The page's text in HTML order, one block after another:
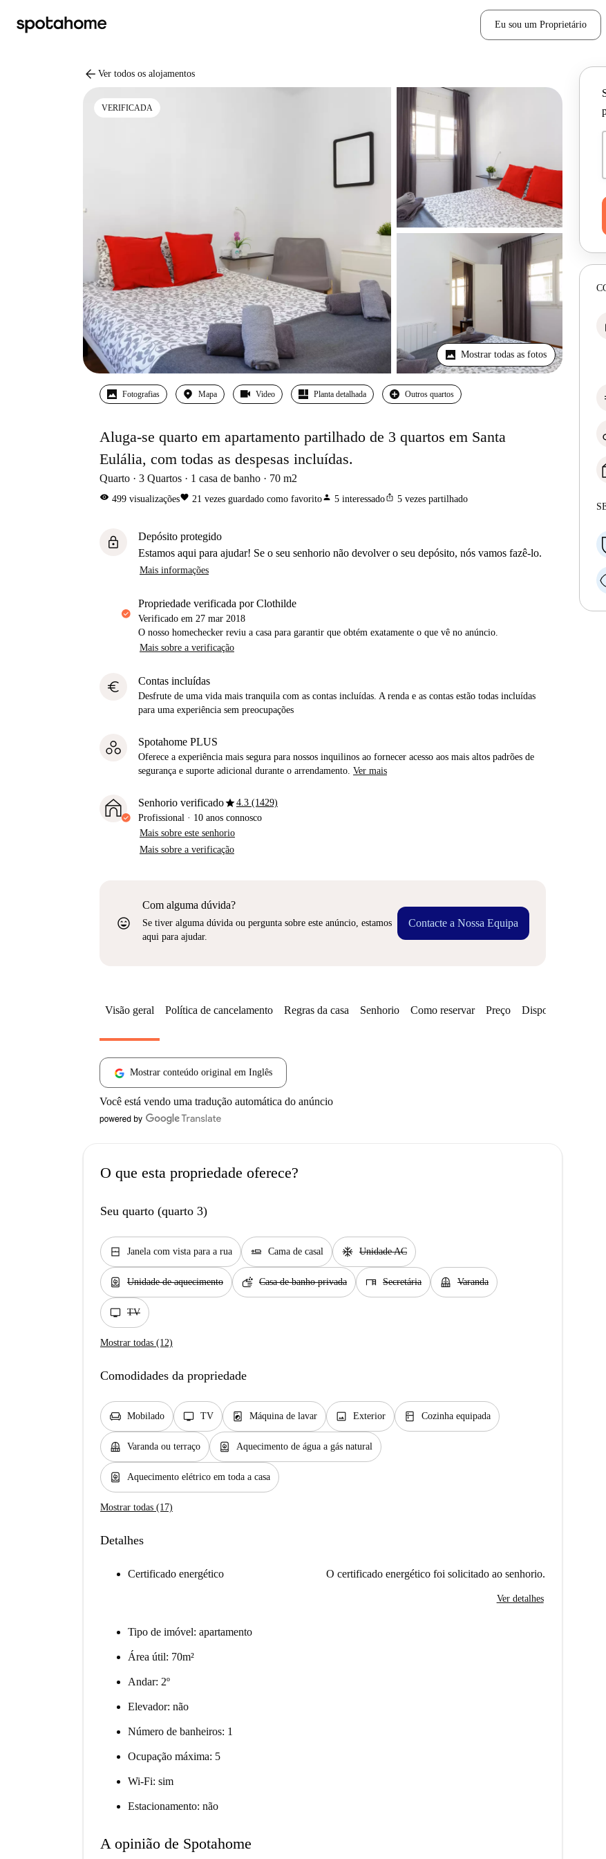
Eu sou um Proprietário
arrow_back Ver todos os alojamentos
VERIFICADA
Mostrar todas as fotos
Fotografias Mapa Video Planta detalhada Outros quartos
Aluga-se quarto em apartamento partilhado de 3 quartos em Santa
Eulália, com todas as despesas incluídas.
Quarto 3 Quartos 1 casa de banho 70 m2
visibility 499 visualizaçõesfavorite 21 vezes guardado como favoritoperson 5 interessadoios_share 5 vezes partilhado
lock
Depósito protegido
Estamos aqui para ajudar! Se o seu senhorio não devolver o seu depósito, nós vamos fazê-lo.
Mais informações
propriedade verificada por Clothilde
Verificado em 27 mar 2018
O nosso homechecker reviu a casa para garantir que obtém exatamente o que vê no anúncio.
Mais sobre a verificação
euro Contas incluídas
Desfrute de uma vida mais tranquila com as contas incluídas. A renda e as contas estão todas incluídas
para uma experiência sem preocupações
Spotahome PLUS
Oferece a experiência mais segura para nossos inquilinos ao fornecer acesso aos mais altos padrões de
segurança e suporte adicional durante o arrendamento. Ver mais
Senhorio verificadostar4.3 (1429)
Profissional · 10 anos connosco
Mais sobre este senhorio
Mais sobre a verificação
sentiment_very_satisfied
Com alguma dúvida?
Se tiver alguma dúvida ou pergunta sobre este anúncio, estamos
aqui para ajudar.
Contacte a Nossa Equipa
Visão geral Política de cancelamento Regras da casa Senhorio Como reservar Preço Disponibilidades
Mostrar conteúdo original em Inglês
Você está vendo uma tradução automática do anúncio
O que esta propriedade oferece?
Seu quarto (quarto 3)
window_closed Janela com vista para a rua airline_seat_flat Cama de casal ac_unit Unidade AC
water_heater Unidade de aquecimento soap Casa de banho privada desk Secretária balcony Varanda
tv TV
Mostrar todas (12)
Comodidades da propriedade
chair Mobilado tv TV local_laundry_service Máquina de lavar image Exterior kitchen Cozinha equipada
balcony Varanda ou terraço water_heater Aquecimento de água a gás natural
water_heater Aquecimento elétrico em toda a casa
Mostrar todas (17)
Detalhes
Certificado energético O certificado energético foi solicitado ao senhorio.
Ver detalhes
Tipo de imóvel: apartamento
Área útil: 70m²
Andar: 2º
Elevador: não
Número de banheiros: 1
Ocupação máxima: 5
Wi-Fi: sim
Estacionamento: não
A opinião de Spotahome